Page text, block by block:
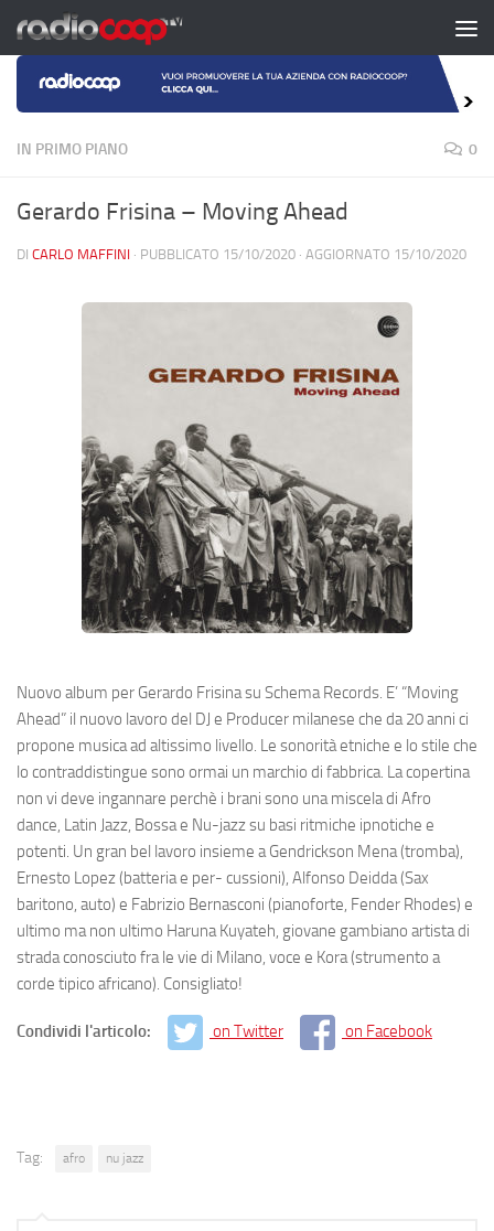
Salta al contenuto
IN PRIMO PIANO 0
Gerardo Frisina – Moving Ahead
DI CARLO MAFFINI · PUBBLICATO 15/10/2020 · AGGIORNATO 15/10/2020
Nuovo album per Gerardo Frisina su Schema Records. E’ “Moving
Ahead” il nuovo lavoro del DJ e Producer milanese che da 20 anni ci
propone musica ad altissimo livello. Le sonorità etniche e lo stile che
lo contraddistingue sono ormai un marchio di fabbrica. La copertina
non vi deve ingannare perchè i brani sono una miscela di Afro
dance, Latin Jazz, Bossa e Nu-jazz su basi ritmiche ipnotiche e
potenti. Un gran bel lavoro insieme a Gendrickson Mena (tromba),
Ernesto Lopez (batteria e per- cussioni), Alfonso Deidda (Sax
baritono, auto) e Fabrizio Bernasconi (pianoforte, Fender Rhodes) e
ultimo ma non ultimo Haruna Kuyateh, giovane gambiano artista di
strada conosciuto fra le vie di Milano, voce e Kora (strumento a
corde tipico africano). Consigliato!
Condividi l'articolo: on Twitter on Facebook
Tag: afro nu jazz